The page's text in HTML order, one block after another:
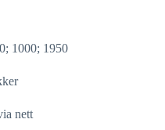
1000; 1950
nett